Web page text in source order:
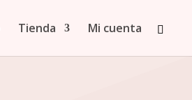
Tienda Mi cuenta